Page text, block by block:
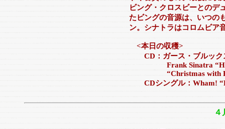
ビング・クロスビーとのデ
たビングの音源は、いつの
ン。シナトラはコロムビア
<本日の収穫>
CD：ガース・ブルック
Frank Sinatra
“Christmas with
CDシングル：Wham!
４